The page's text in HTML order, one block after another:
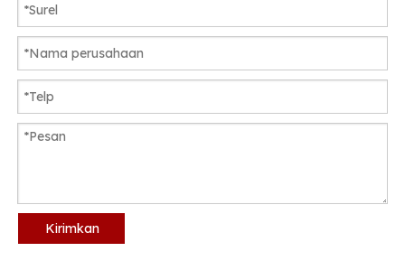
Kirimkan